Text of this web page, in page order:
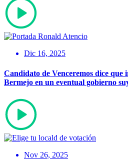
Dic 16, 2025
Candidato de Venceremos dice
Bermejo en un eventual gobierno
Nov 26, 2025